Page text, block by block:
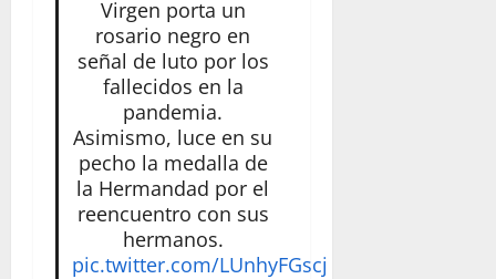
Virgen porta un
rosario negro en
señal de luto por los
fallecidos en la
pandemia.
Asimismo, luce en su
pecho la medalla de
la Hermandad por el
reencuentro con sus
hermanos.
pic.twitter.com/LUnhyFGscj